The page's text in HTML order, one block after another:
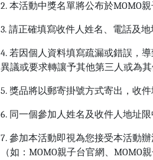
2. 本活動中獎名單將公布於MOMO
3. 請正確填寫收件人姓名、電話及
4. 若因個人資料填寫疏漏或錯誤，
異議或要求轉讓予其他第三人或為其
5. 獎品將以郵寄掛號方式寄出，收
6. 同一個參加人姓名及收件人地址限
7. 參加本活動即視為您接受本活動
（如：MOMO親子台官網、